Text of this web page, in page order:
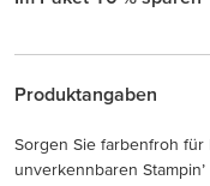
Produktangaben
Sorgen Sie farbenfroh für
unverkennbaren